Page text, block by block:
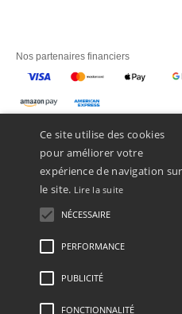
Nos partenaires financiers
Mentions Légales-Politique de
Copyright 2026
Ce site utilise des cookies
pour améliorer votre
expérience de navigation sur
le site. Lire la suite
NÉCESSAIRE
PERFORMANCE
PUBLICITÉ
FONCTIONNALITÉ